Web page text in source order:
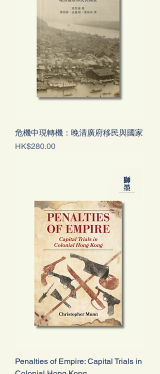
危機中現轉機：晚清廣府移民與國家
價格
HK$280.00
Penalties of Empire: Capital Trials in